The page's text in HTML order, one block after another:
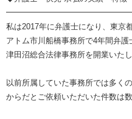
私は2017年に弁護士になり、東京
アトム市川船橋事務所で4年間弁
津田沼総合法律事務所を開業いたし
以前所属していた事務所では多く
からだとご依頼いただいた件数は